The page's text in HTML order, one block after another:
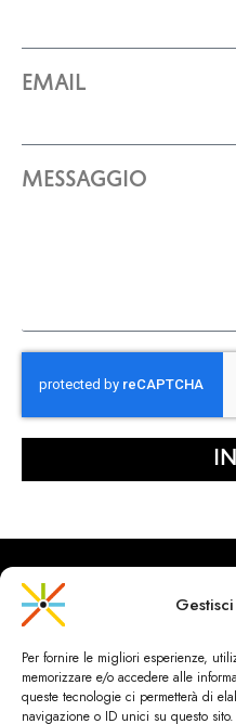
Per fornire le migliori esperienze,
memorizzare e/o accedere alle
queste tecnologie ci permetterà di
navigazione o ID unici su questo
EMAIL
MESSAGGIO
CityRailways è un sito
urbanistica e trasporto
scientifico sulla base di dati